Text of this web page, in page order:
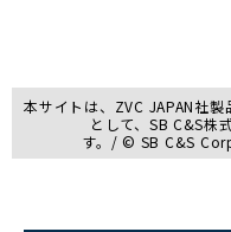
本サイトは、ZVC JAPAN社
として、SB C&S株
す。/ © SB C&S